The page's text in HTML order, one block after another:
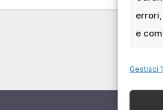
e
Gestisci